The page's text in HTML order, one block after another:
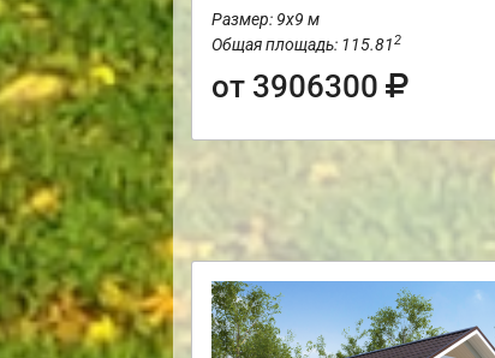
Размер: 9х9 м
Общая площадь: 115.812
от 3906300